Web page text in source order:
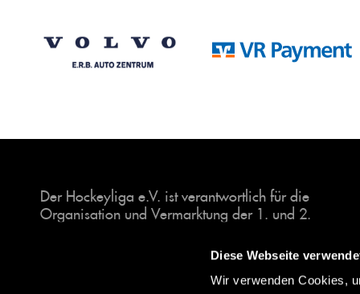
Diese Webseite
Wir verwenden Cookies,
Der Hockeyliga e.V. ist verantwortlich für die
Organisation und Vermarktung der 1. und 2.
Halle. Insgesamt sind über 60 Vereine unter dem
Dach der Hockeyliga organisiert, sowohl im
Herren als auch im Damen Bereich.